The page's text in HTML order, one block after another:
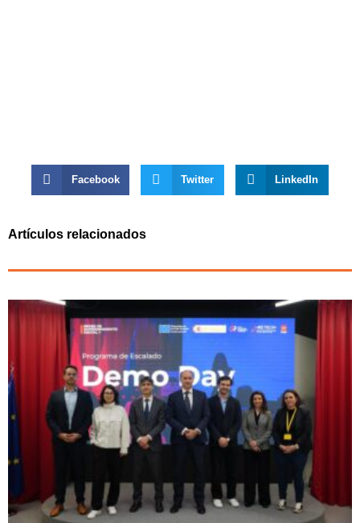
Facebook Twitter LinkedIn
Artículos relacionados